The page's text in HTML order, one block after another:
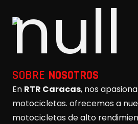
SOBRE NOSOTROS
En RTR Caracas, nos
motocicletas. ofrecemos a
motocicletas de alto